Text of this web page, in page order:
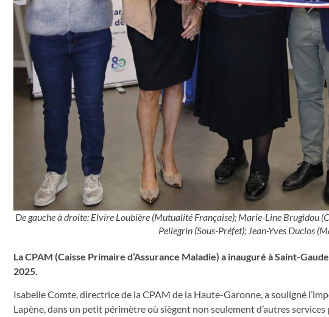
De gauche à droite: Elvire Loubière (Mutualité Française); Marie-Line Brugidou
Pellegrin (Sous-Préfet); Jean-Yves Duclos
La CPAM (Caisse Primaire d’Assurance Maladie) a inauguré à Saint-
2025.
Isabelle Comte, directrice de la CPAM de la Haute-Garonne, a souligné
Lapène, dans un petit périmètre où siègent non seulement d’autres